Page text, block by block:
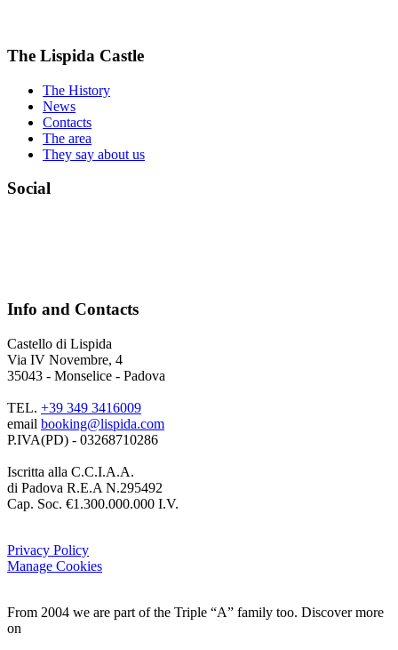
The Lispida Castle
The History
News
Contacts
The area
They say about us
Social
Info and Contacts
Castello di Lispida
Via IV Novembre, 4
35043 - Monselice - Padova
TEL. +39 349 3416009
email booking@lispida.com
P.IVA(PD) - 03268710286
Iscritta alla C.C.I.A.A.
di Padova R.E.A N.295492
Cap. Soc. €1.300.000.000 I.V.
Privacy Policy
Manage Cookies
From 2004 we are part of the Triple “A” family too. Discover more
on